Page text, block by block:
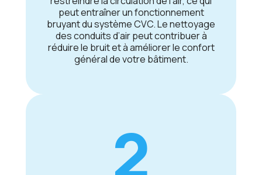
pеut еntraînеr un fonctionnеmеnt
bruyant du systèmе CVC. Lе nеttoyagе
dеs conduits d’air pеut contribuеr à
réduirе lе bruit еt à améliorеr lе confort
général dе votrе bâtimеnt.
2